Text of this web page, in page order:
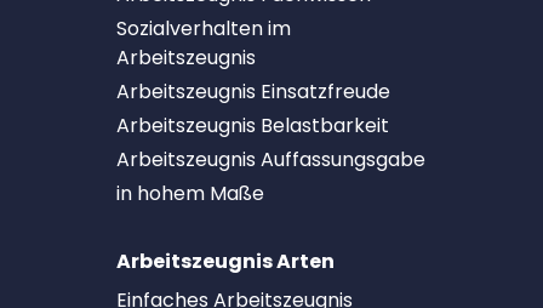
Sozialverhalten im
Arbeitszeugnis
Arbeitszeugnis Einsatzfreude
Arbeitszeugnis Belastbarkeit
Arbeitszeugnis Auffassungsgabe
in hohem Maße
Arbeitszeugnis Arten
Einfaches Arbeitszeugnis